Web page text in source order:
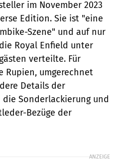
im November 2023
Edition. Sie ist "eine
Szene" und auf nur
Royal Enfield unter
verteilte. Für
Rupien, umgerechnet
Details der
Sonderlackierung und
Bezüge der
ANZEIGE